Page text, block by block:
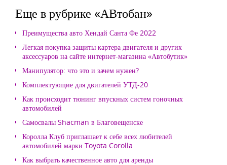
Еще в рубрике «АВтобан»
Преимущества авто Хендай Санта Фе 2022
Легкая покупка защиты картера двигателя и других
аксессуаров на сайте интернет-магазина «Автобутик»
Манипулятор: что это и зачем нужен?
Комплектующие для двигателей УТД-20
Как происходит тюнинг впускных систем гоночных
автомобилей
Самосвалы Shacman в Благовещенске
Королла Клуб приглашает к себе всех любителей
автомобилей марки Toyota Corolla
Как выбрать качественное авто для аренды